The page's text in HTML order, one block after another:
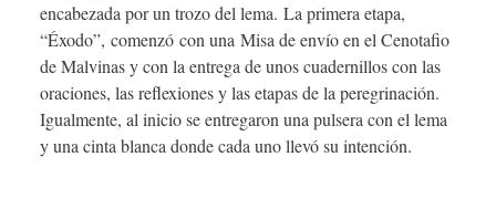
encabezada por un trozo del lema. La primera etapa,
“Éxodo”, comenzó con una Misa de envío en el Cenotafio
de Malvinas y con la entrega de unos cuadernillos con las
oraciones, las reflexiones y las etapas de la peregrinación.
Igualmente, al inicio se entregaron una pulsera con el lema
y una cinta blanca donde cada uno llevó su intención.